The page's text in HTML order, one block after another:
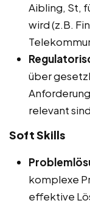
Aibling, St,
wird (z.B.
über
relevant
Soft Skills
komplexe
effektive